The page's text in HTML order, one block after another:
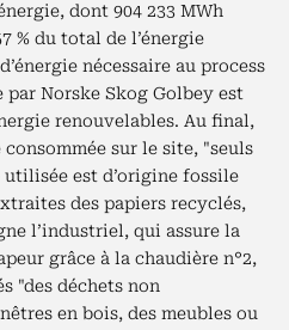
dont 904 233 MWh
% du total de l’énergie
nécessaire au process
Norske Skog Golbey est
renouvelables. Au final,
consommée sur le site, "seuls
utilisée est d’origine fossile
des papiers recyclés,
l’industriel, qui assure la
grâce à la chaudière n°2,
"des déchets non
en bois, des meubles ou